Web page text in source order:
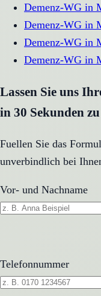
Demenz-WG in
Demenz-WG in
Demenz-WG in
Demenz-WG in
Lassen Sie uns
in 30 Sekunden
Fuellen Sie das
unverbindlich bei
Vor- und Nachname
Telefonnummer